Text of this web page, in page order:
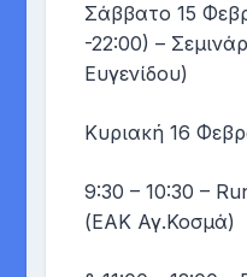
Σάββατο 15
-22:00) –
Ευγενίδου)
Κυριακή 16
9:30 – 10:30 –
(ΕΑΚ Αγ.Κοσμά)